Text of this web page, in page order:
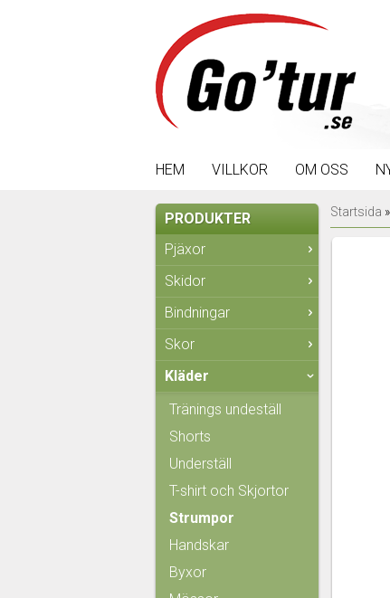
HEM VILLKOR OM OSS
PRODUKTER
Pjäxor
Skidor
Bindningar
Skor
Kläder
Tränings undeställ
Shorts
Underställ
T-shirt och Skjortor
Strumpor
Handskar
Byxor
Startsida »